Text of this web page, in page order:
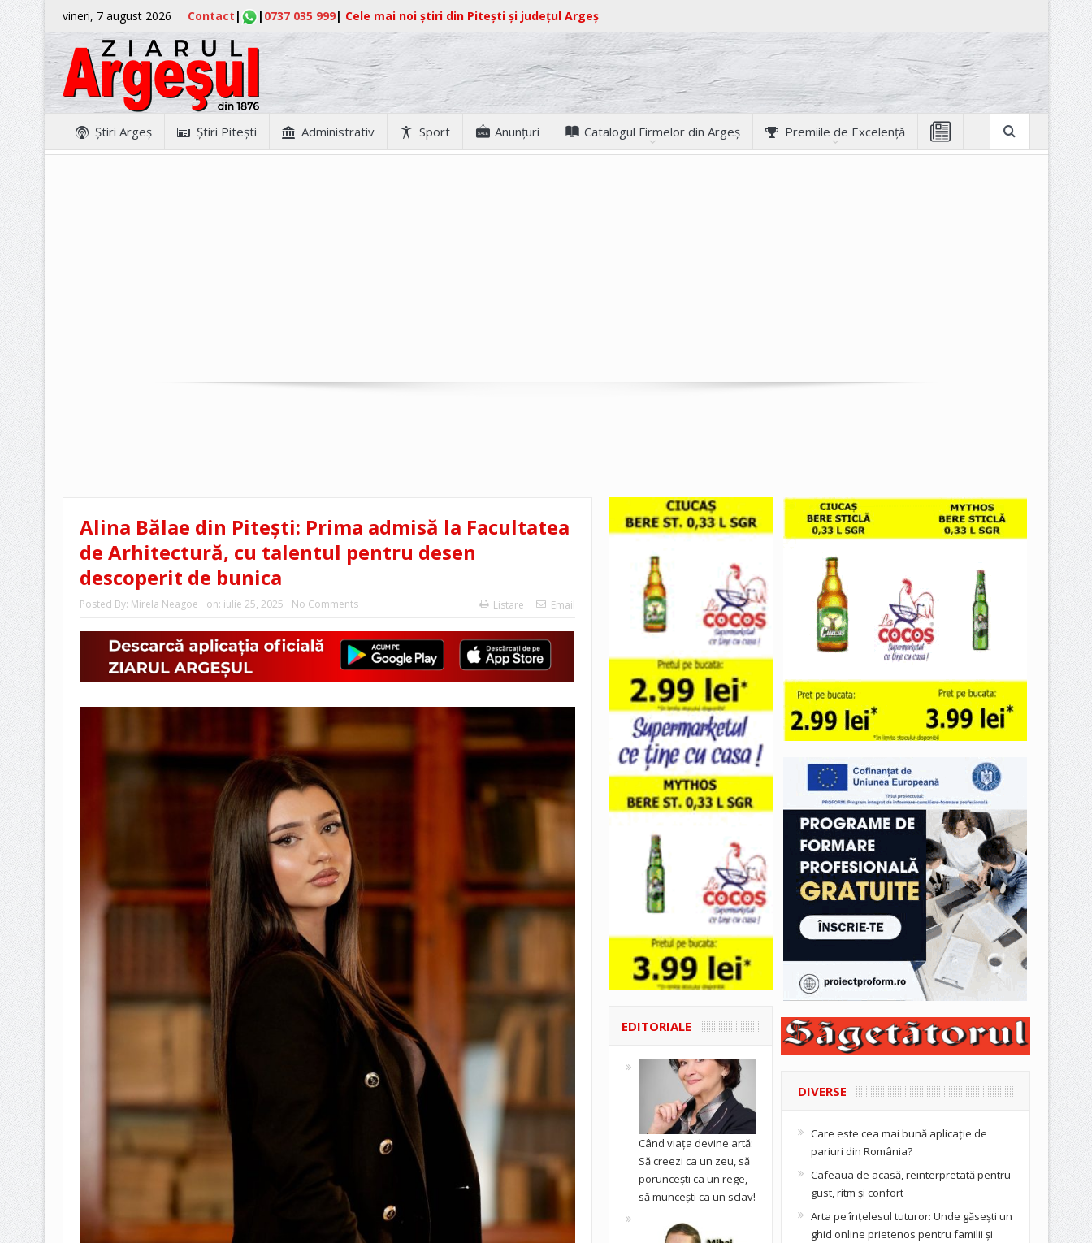
vineri, 7 august 2026 Contact | | 0737 035 999| Cele mai noi știri din Pitești și județul Argeș
Ştiri Argeş Ştiri Piteşti Administrativ Sport Anunţuri Catalogul Firmelor din Argeș Premiile de Excelență
Alina Bălae din Pitești: Prima admisă la Facultatea
de Arhitectură, cu talentul pentru desen
descoperit de bunica
Posted By: Mirela Neagoe on: iulie 25, 2025 No Comments Listare Email
EDITORIALE
Când viața devine artă:
Să creezi ca un zeu, să
poruncești ca un rege,
să muncești ca un sclav!
DIVERSE
Care este cea mai bună aplicație de
pariuri din România?
Cafeaua de acasă, reinterpretată pentru
gust, ritm și confort
Arta pe înțelesul tuturor: Unde găsești un
ghid online prietenos pentru familii și